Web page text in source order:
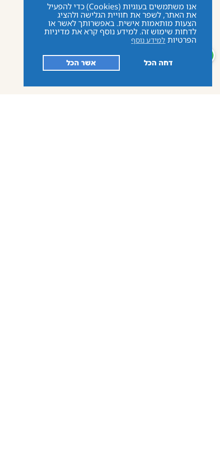
אנו משתמשים בעוגיות (Cookies) כדי להפעיל
את האתר, לשפר את חוויית הגלישה ולהציג
הצעות מותאמות אישית. באפשרותך לאשר או
לדחות שימוש זה. למידע נוסף קרא את מדיניות
הפרטיות למידע נוסף
דחה הכל אשר הכל